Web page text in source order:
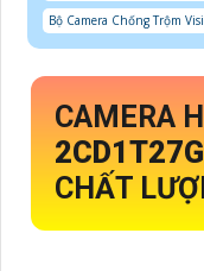
Bộ Camera Chống Trộm
CAMERA
CHẤT